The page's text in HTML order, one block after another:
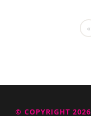
Francine Jellesma
«
© COPYRIGHT 2026